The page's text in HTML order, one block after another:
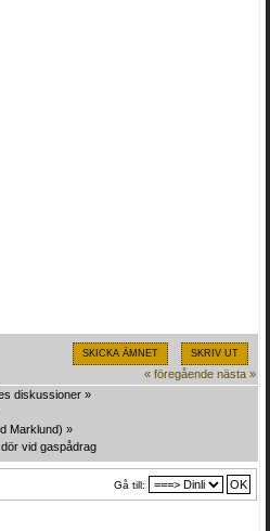
SKICKA ÄMNET SKRIV UT
« föregående nästa »
diskussioner »
Marklund) »
vid gaspådrag
Gå till: